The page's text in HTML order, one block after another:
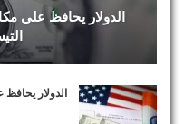
الدولار يحافظ على
الدولار